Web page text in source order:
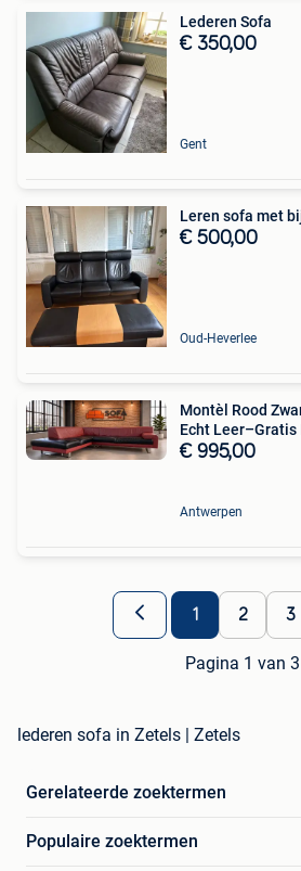
Lederen Sofa
€ 350,00
Gent
Leren sofa met
€ 500,00
Oud-Heverlee
Montèl Rood
Echt Leer–Gratis
€ 995,00
Antwerpen
1 2 3
Pagina 1 van 3
lederen sofa in Zetels | Zetels
Gerelateerde zoektermen
Populaire zoektermen